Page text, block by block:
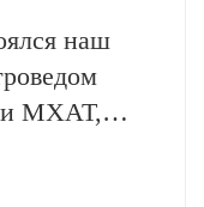
наш
МХАТ,
скорой